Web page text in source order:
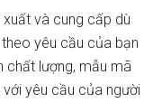
xuất và cung cấp dù
yêu cầu của bạn
chất lượng, mẫu mã
yêu cầu của người